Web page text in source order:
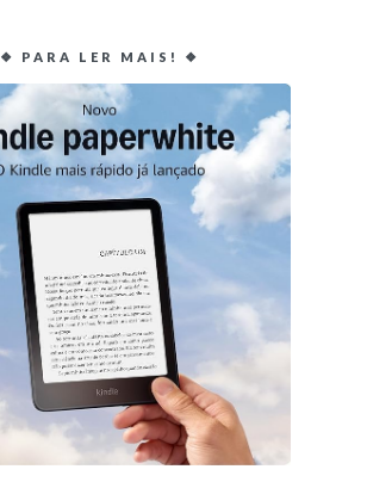
❖ PARA LER MAIS! ❖